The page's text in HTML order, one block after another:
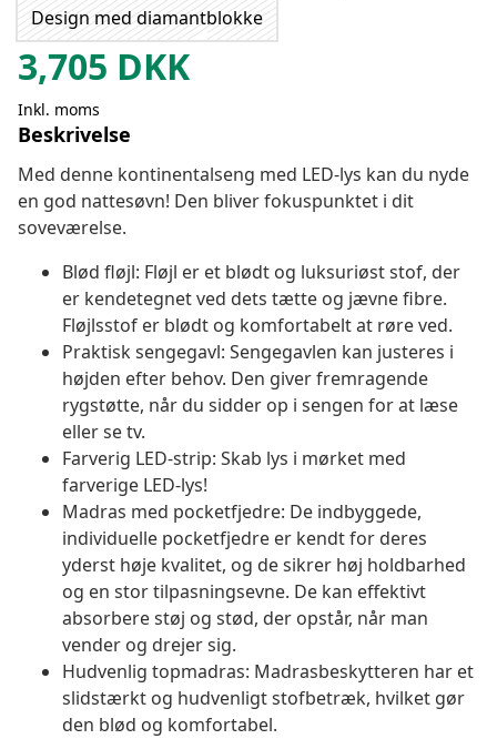
Design med diamantblokke
3,705 DKK
Inkl. moms
Beskrivelse
Med denne kontinentalseng med LED-lys kan du nyde
en god nattesøvn! Den bliver fokuspunktet i dit
soveværelse.
Blød fløjl: Fløjl er et blødt og luksuriøst stof, der
er kendetegnet ved dets tætte og jævne fibre.
Fløjlsstof er blødt og komfortabelt at røre ved.
Praktisk sengegavl: Sengegavlen kan justeres i
højden efter behov. Den giver fremragende
rygstøtte, når du sidder op i sengen for at læse
eller se tv.
Farverig LED-strip: Skab lys i mørket med
farverige LED-lys!
Madras med pocketfjedre: De indbyggede,
individuelle pocketfjedre er kendt for deres
yderst høje kvalitet, og de sikrer høj holdbarhed
og en stor tilpasningsevne. De kan effektivt
absorbere støj og stød, der opstår, når man
vender og drejer sig.
Hudvenlig topmadras: Madrasbeskytteren har et
slidstærkt og hudvenligt stofbetræk, hvilket gør
den blød og komfortabel.